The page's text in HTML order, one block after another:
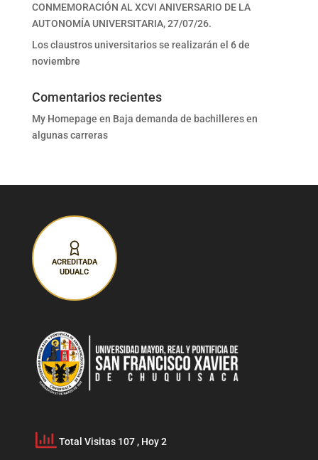
CONMEMORACIÓN AL XCVI ANIVERSARIO DE LA
AUTONOMÍA UNIVERSITARIA, 27/07/26.
Los claustros universitarios se realizarán el 6 de
noviembre
Comentarios recientes
My Homepage en Baja demanda de bachilleres en
algunas carreras
ACREDITADA
UDUALC
Total Visitas 107 , Hoy 2